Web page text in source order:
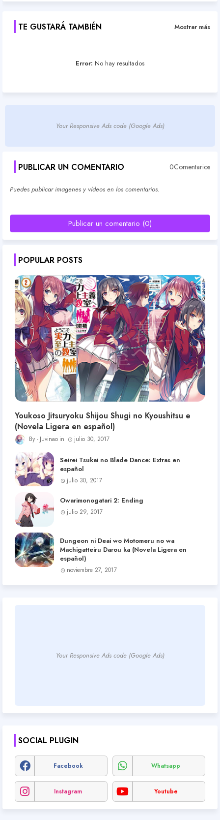
TE GUSTARÁ TAMBIÉN Mostrar más
Error: No hay resultados
Your Responsive Ads code (Google Ads)
PUBLICAR UN COMENTARIO 0Comentarios
Puedes publicar imagenes y vídeos en los comentarios.
Publicar un comentario (0)
POPULAR POSTS
Youkoso Jitsuryoku Shijou Shugi no Kyoushitsu e
(Novela Ligera en español)
Juvinao julio 30, 2017
Seirei Tsukai no Blade Dance: Extras en
español
julio 30, 2017
Owarimonogatari 2: Ending
julio 29, 2017
Dungeon ni Deai wo Motomeru no wa
Machigatteiru Darou ka (Novela Ligera en
español)
noviembre 27, 2017
Your Responsive Ads code (Google Ads)
SOCIAL PLUGIN
Facebook Whatsapp
Instagram Youtube